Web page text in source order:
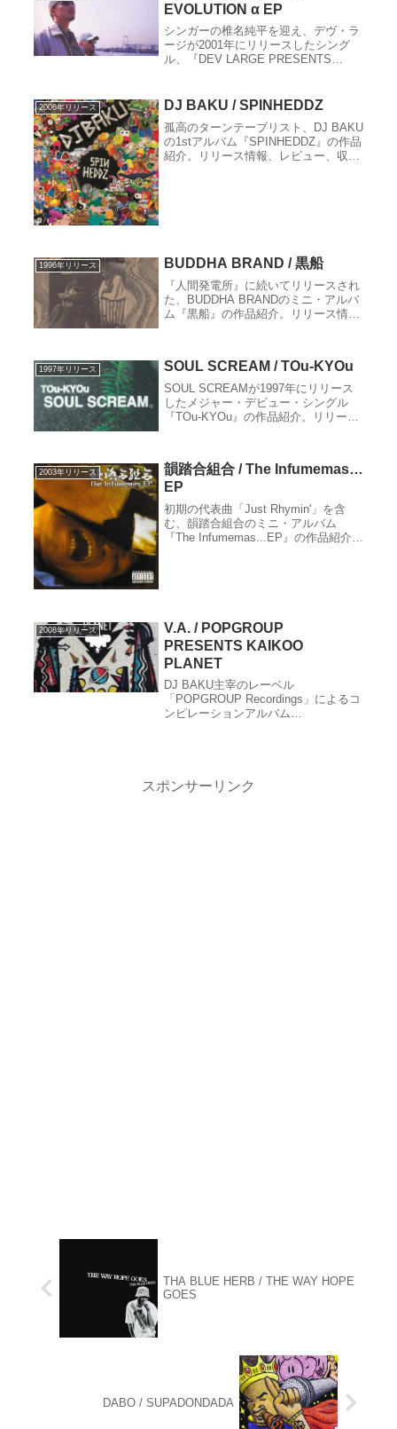
EVOLUTION α EP
シンガーの椎名純平を迎え、デヴ・ラ
ージが2001年にリリースしたシング
ル、『DEV LARGE PRESENTS
曲、クレジット、関連サイトなど。
2006年リリース DJ BAKU / SPINHEDDZ
孤高のターンテーブリスト、DJ BAKU
の1stアルバム『SPINHEDDZ』の作品
紹介。リリース情報、レビュー、収録
1996年リリース BUDDHA BRAND / 黒船
『人間発電所』に続いてリリースされ
た、BUDDHA BRANDのミニ・アルバ
ム『黒船』の作品紹介。リリース情
1997年リリース SOUL SCREAM / TOu-KYOu
SOUL SCREAMが1997年にリリース
したメジャー・デビュー・シングル
『TOu-KYOu』の作品紹介。リリース
2003年リリース
韻踏合組合 / The Infumemas…
EP
初期の代表曲「Just Rhymin'」を含
む、韻踏合組合のミニ・アルバム
『The Infumemas...EP』の作品紹介。
2008年リリース
V.A. / POPGROUP
PRESENTS KAIKOO
PLANET
DJ BAKU主宰のレーベル
「POPGROUP Recordings」によるコ
ンピレーションアルバム
スポンサーリンク
THA BLUE HERB / THE WAY HOPE
GOES
DABO / SUPADONDADA